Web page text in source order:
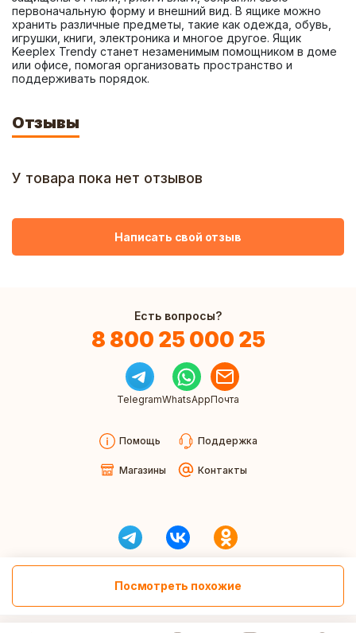
Посмотреть похожие
первоначальную форму и внешний вид. В ящике можно
хранить различные предметы, такие как одежда, обувь,
игрушки, книги, электроника и многое другое. Ящик
Keeplex Trendy станет незаменимым помощником в доме
или офисе, помогая организовать пространство и
поддерживать порядок.
Отзывы
У товара пока нет отзывов
Написать свой отзыв
Есть вопросы?
8 800 25 000 25
TelegramWhatsAppПочта
Помощь Поддержка
Магазины Контакты